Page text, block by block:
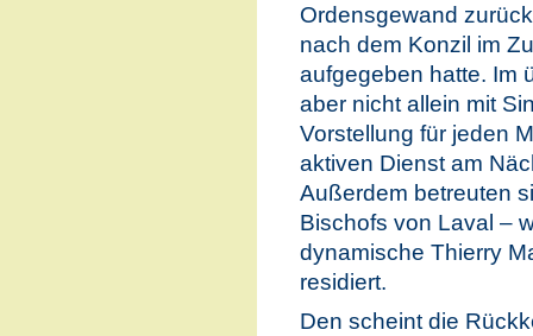
Ordensgewand
nach dem Konzil im
aufgegeben hatte. Im
aber nicht allein mit
Vorstellung für jeden
aktiven Dienst am
Außerdem betreuten
Bischofs von Laval –
dynamische Thierry
residiert.
Den scheint die